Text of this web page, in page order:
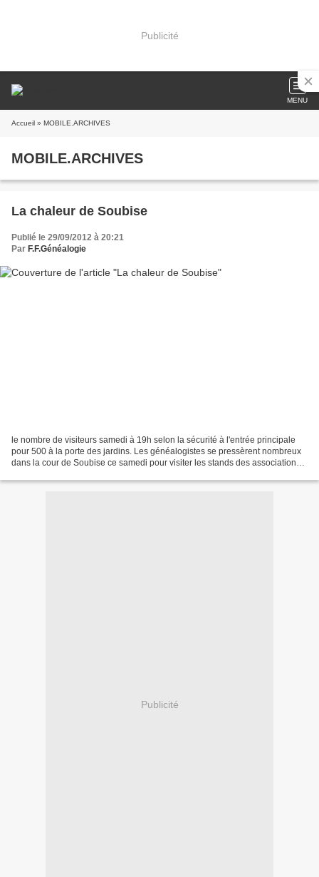
Publicité
MENU
Accueil » MOBILE.ARCHIVES
MOBILE.ARCHIVES
La chaleur de Soubise
Publié le 29/09/2012 à 20:21
Par F.F.Généalogie
le nombre de visiteurs samedi à 19h selon la sécurité à l'entrée principale
pour 500 à la porte des jardins. Les généalogistes se pressèrent nombreux
dans la cour de Soubise ce samedi pour visiter les stands des associations
Publicité